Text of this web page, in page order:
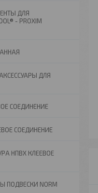
ДЛЯ
- PROXIM
ДЛЯ
СОЕДИНЕНИЕ
СОЕДИНЕНИЕ
НПВХ КЛЕЕВОЕ
ПОДВЕСКИ NORM